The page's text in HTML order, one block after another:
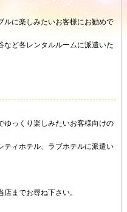
ルに楽しみたいお客様にお勧めで
など各レンタルルームに派遣いた
ゆっくり楽しみたいお客様向けの
ティホテル、ラブホテルに派遣い
までお尋ね下さい。